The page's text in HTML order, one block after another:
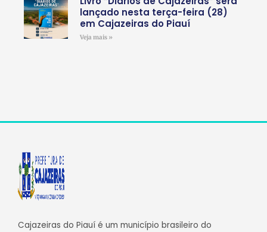
lançado nesta terça-feira (28)
em Cajazeiras do Piauí
Veja mais »
Cajazeiras do Piauí é um município brasileiro do